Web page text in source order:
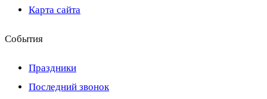
Карта сайта
События
Праздники
Последний звонок